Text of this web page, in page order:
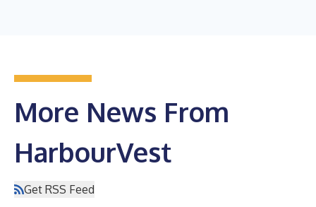
More News From
HarbourVest
Get RSS Feed